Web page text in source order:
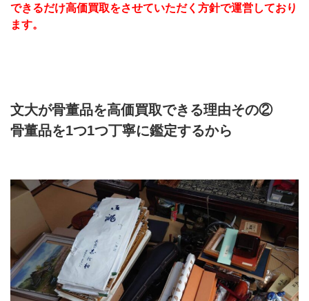
できるだけ高価買取をさせていただく方針で運営しており
ます。
文大が骨董品を高価買取できる理由その②
骨董品を1つ1つ丁寧に鑑定するから